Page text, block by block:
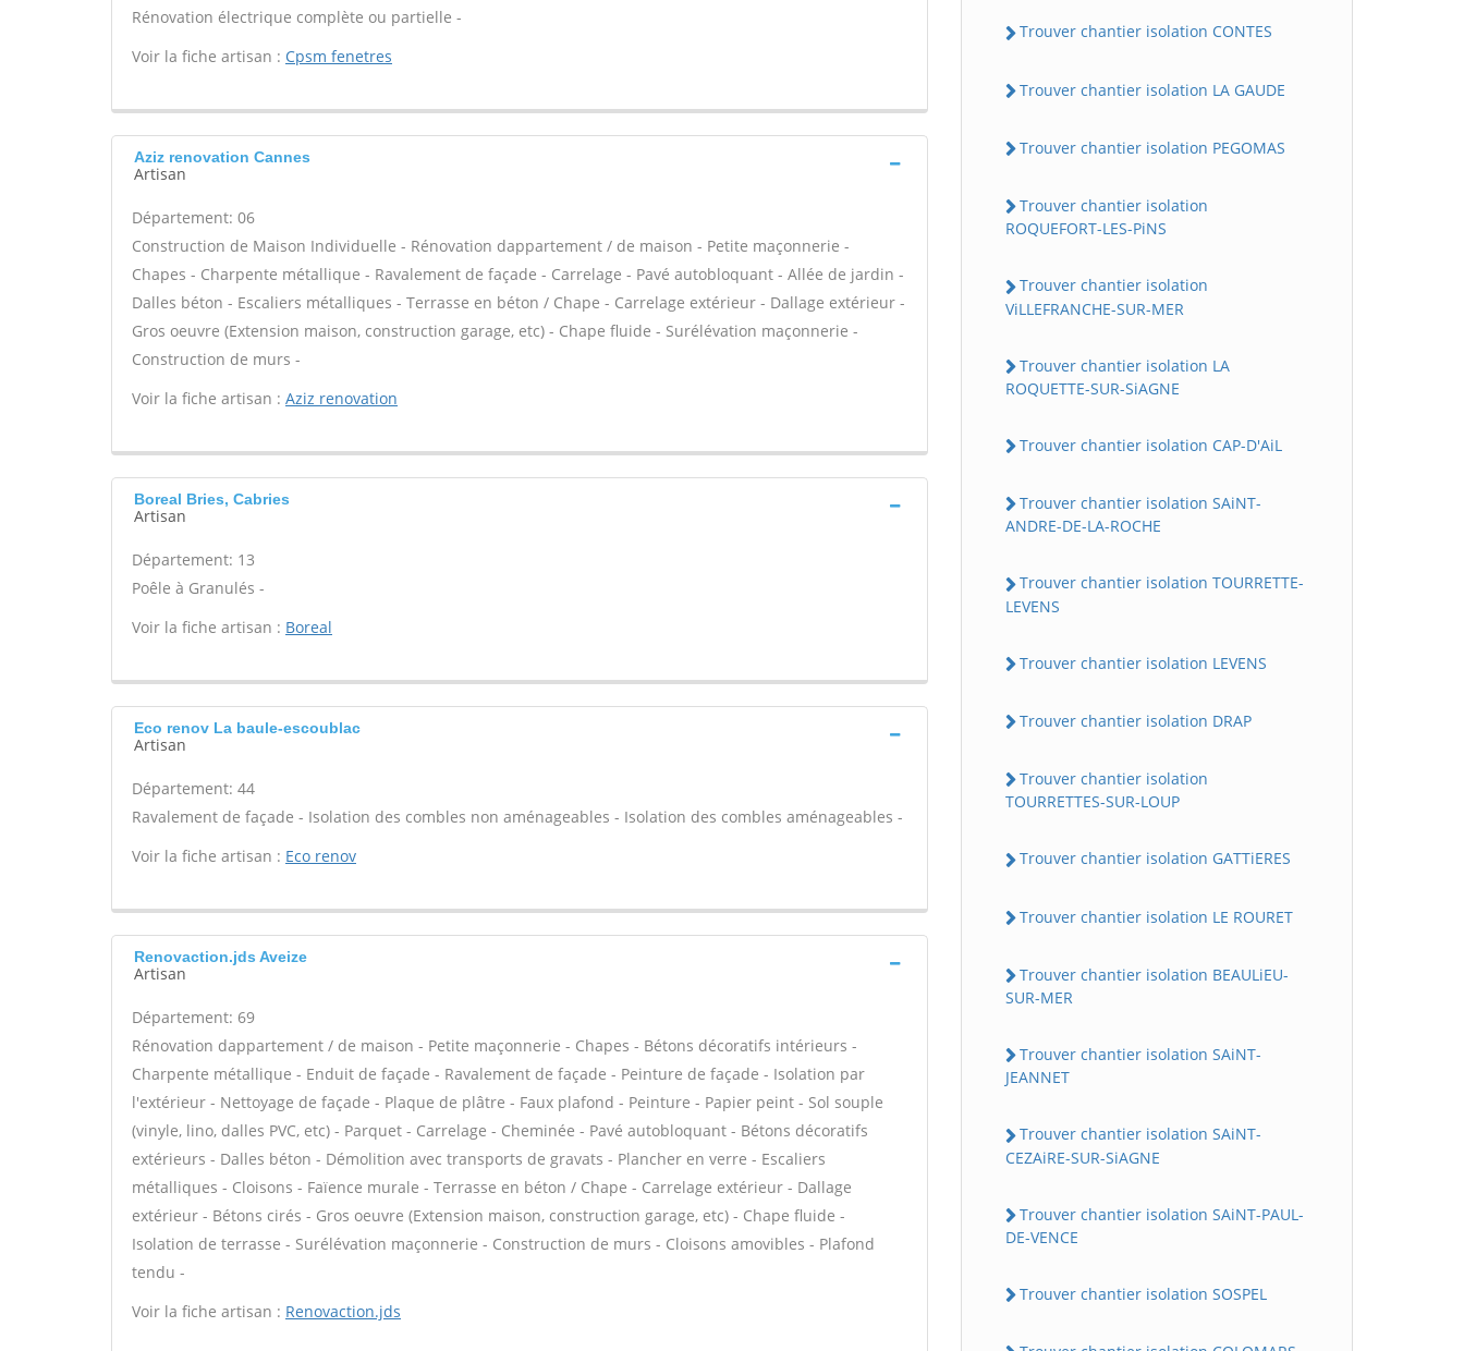
Rénovation électrique complète ou partielle -
Voir la fiche artisan : Cpsm fenetres
Aziz renovation Cannes
Artisan
Département: 06
Construction de Maison Individuelle - Rénovation dappartement / de maison - Petite maçonnerie -
Chapes - Charpente métallique - Ravalement de façade - Carrelage - Pavé autobloquant - Allée de jardin -
Dalles béton - Escaliers métalliques - Terrasse en béton / Chape - Carrelage extérieur - Dallage extérieur -
Gros oeuvre (Extension maison, construction garage, etc) - Chape fluide - Surélévation maçonnerie -
Construction de murs -
Voir la fiche artisan : Aziz renovation
Boreal Bries, Cabries
Artisan
Département: 13
Poêle à Granulés -
Voir la fiche artisan : Boreal
Eco renov La baule-escoublac
Artisan
Département: 44
Ravalement de façade - Isolation des combles non aménageables - Isolation des combles aménageables -
Voir la fiche artisan : Eco renov
Renovaction.jds Aveize
Artisan
Département: 69
Rénovation dappartement / de maison - Petite maçonnerie - Chapes - Bétons décoratifs intérieurs -
Charpente métallique - Enduit de façade - Ravalement de façade - Peinture de façade - Isolation par
l'extérieur - Nettoyage de façade - Plaque de plâtre - Faux plafond - Peinture - Papier peint - Sol souple
(vinyle, lino, dalles PVC, etc) - Parquet - Carrelage - Cheminée - Pavé autobloquant - Bétons décoratifs
extérieurs - Dalles béton - Démolition avec transports de gravats - Plancher en verre - Escaliers
métalliques - Cloisons - Faïence murale - Terrasse en béton / Chape - Carrelage extérieur - Dallage
extérieur - Bétons cirés - Gros oeuvre (Extension maison, construction garage, etc) - Chape fluide -
Isolation de terrasse - Surélévation maçonnerie - Construction de murs - Cloisons amovibles - Plafond
tendu -
Voir la fiche artisan : Renovaction.jds
Trouver chantier isolation CONTES
Trouver chantier isolation LA GAUDE
Trouver chantier isolation PEGOMAS
Trouver chantier isolation
ROQUEFORT-LES-PiNS
Trouver chantier isolation
ViLLEFRANCHE-SUR-MER
Trouver chantier isolation LA
ROQUETTE-SUR-SiAGNE
Trouver chantier isolation CAP-D'AiL
Trouver chantier isolation SAiNT-
ANDRE-DE-LA-ROCHE
Trouver chantier isolation TOURRETTE-
LEVENS
Trouver chantier isolation LEVENS
Trouver chantier isolation DRAP
Trouver chantier isolation
TOURRETTES-SUR-LOUP
Trouver chantier isolation GATTiERES
Trouver chantier isolation LE ROURET
Trouver chantier isolation BEAULiEU-
SUR-MER
Trouver chantier isolation SAiNT-
JEANNET
Trouver chantier isolation SAiNT-
CEZAiRE-SUR-SiAGNE
Trouver chantier isolation SAiNT-PAUL-
DE-VENCE
Trouver chantier isolation SOSPEL